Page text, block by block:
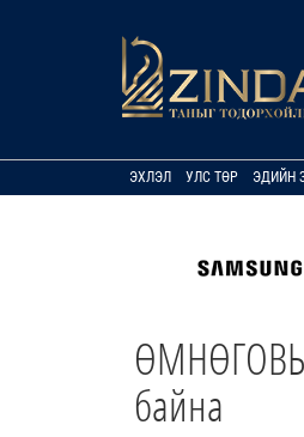
ЭХЛЭЛ УЛС ТӨР ЭДИЙН
ӨМНӨГОВЬ
байна